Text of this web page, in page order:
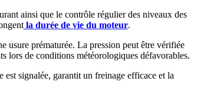
ainsi que le contrôle régulier des niveaux des
la durée de vie du moteur.
usure prématurée. La pression peut être vérifiée
lors de conditions météorologiques défavorables.
est signalée, garantit un freinage efficace et la